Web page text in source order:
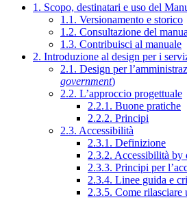
1. Scopo, destinatari e uso del
1.1. Versionamento e storico
1.2. Consultazione del
1.3. Contribuisci al manuale
2. Introduzione al design per i
2.1. Design per
government)
2.2. L’approccio progettuale
2.2.1. Buone pratiche
2.2.2. Principi
2.3. Accessibilità
2.3.1. Definizione
2.3.2. Accessibilità by
2.3.3. Principi per
2.3.4. Linee guida e
2.3.5. Come rilasciare